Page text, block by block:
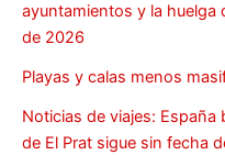
ayuntamientos y la huelga
de 2026
Playas y calas menos
Noticias de viajes:
de El Prat sigue sin fecha